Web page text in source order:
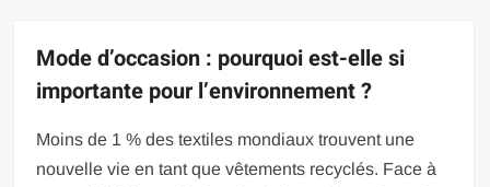
Mode d’occasion : pourquoi est-elle si
importante pour l’environnement ?
Moins de 1 % des textiles mondiaux trouvent une
nouvelle vie en tant que vêtements recyclés. Face à